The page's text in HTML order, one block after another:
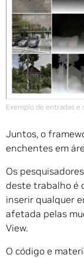
Exemplo de entradas e
Juntos, o
enchentes em
Os
deste trabalho é
inserir qualquer
afetada pelas
View.
O código e